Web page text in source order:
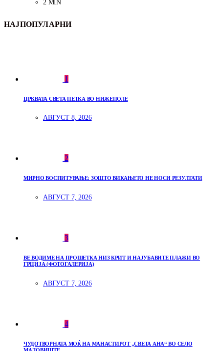
2 MIN
НАЈПОПУЛАРНИ
1
ЦРКВАТА СВЕТА ПЕТКА ВО НИЖЕПОЛЕ
АВГУСТ 8, 2026
2
МИРНО ВОСПИТУВАЊЕ: ЗОШТО ВИКАЊЕТО НЕ НОСИ РЕЗУЛТАТИ
АВГУСТ 7, 2026
3
ВЕ ВОДИМЕ НА ПРОШЕТКА НИЗ КРИТ И НАЈУБАВИТЕ ПЛАЖИ ВО
ГРЦИЈА (ФОТОГАЛЕРИЈА)
АВГУСТ 7, 2026
4
ЧУДОТВОРНАТА МОЌ НА МАНАСТИРОТ „СВЕТА АНА“ ВО СЕЛО